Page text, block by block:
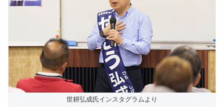
世耕弘成氏インスタグラムより